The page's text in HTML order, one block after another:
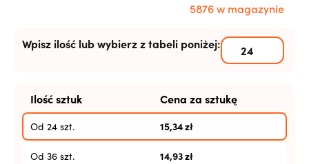
5876 w magazynie
Wpisz ilość lub wybierz z tabeli poniżej:
Ilość sztuk Cena za sztukę
Od 24 szt. 15,34zł
Od 36 szt. 14,93zł